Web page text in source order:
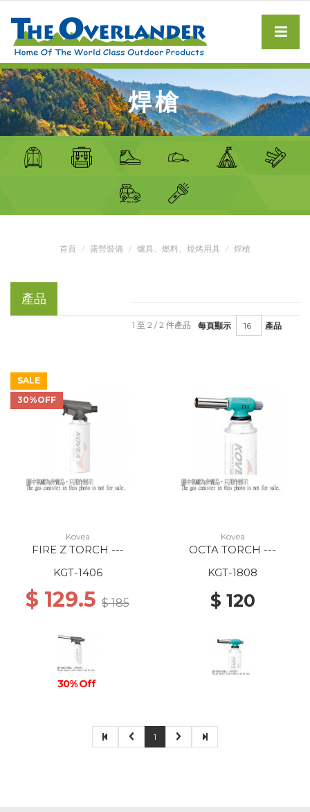
焊槍
首頁 露營裝備 爐具、燃料、燒烤用具 焊槍
產品
每頁顯示 產品
1 至 2 / 2 件產品
SALE
30%OFF
Kovea
FIRE Z TORCH ---
KGT-1406
$ 129.5 $ 185
30% Off
Kovea
OCTA TORCH ---
KGT-1808
$ 120
1